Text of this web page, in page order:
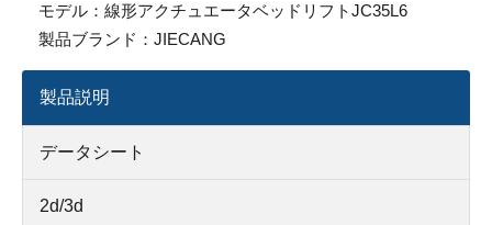
モデル： 線形アクチュエータベッドリフトJC35L6
製品ブランド： JIECANG
製品説明
データシート
2d/3d